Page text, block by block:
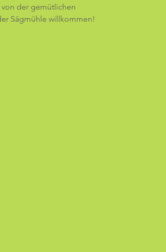
der gemütlichen
Sägmühle willkommen!